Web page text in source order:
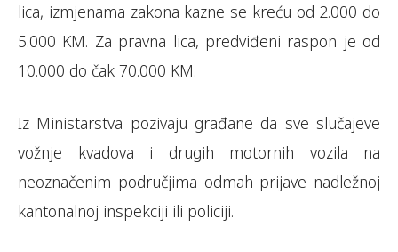
lica, izmjenama zakona kazne se kreću od 2.000 do
5.000 KM. Za pravna lica, predviđeni raspon je od
10.000 do čak 70.000 KM.
Iz Ministarstva pozivaju građane da sve slučajeve
vožnje kvadova i drugih motornih vozila na
neoznačenim područjima odmah prijave nadležnoj
kantonalnoj inspekciji ili policiji.